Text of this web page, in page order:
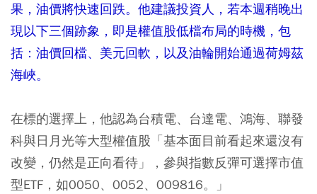
果，油價將快速回跌。他建議投資人，若本週稍晚出
現以下三個跡象，即是權值股低檔布局的時機，包
括：油價回檔、美元回軟，以及油輪開始通過荷姆茲
海峽。
在標的選擇上，他認為台積電、台達電、鴻海、聯發
科與日月光等大型權值股「基本面目前看起來還沒有
改變，仍然是正向看待」，參與指數反彈可選擇市值
型ETF，如0050、0052、009816。」